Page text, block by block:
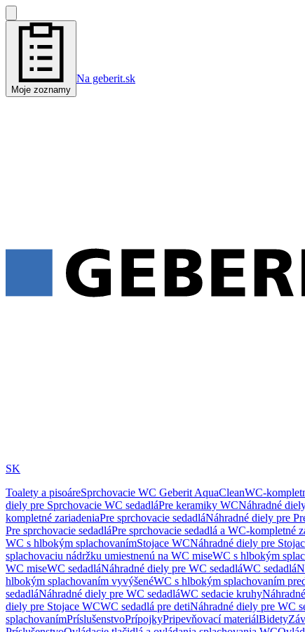
Moje zoznamy
Na geberit.sk
SK
Toalety a pisoáreSprchovacie WC Geberit AquaCleanWC-
diely pre Sprchovacie WC sedadláPre keramiky WCNáhradné
kompletné zariadeniaPre sprchovacie sedadláNáhradné diely pre
Pre sprchovacie sedadláPre sprchovacie sedadlá a WC-kompletné
WC s hlbokým splachovanímStojace WCNáhradné diely pre
splachovaciu nádržku umiestnenú na WC miseWC s hlbokým
WC miseWC sedadláNáhradné diely pre WC sedadláWC sedadlá
hlbokým splachovaním vyvýšenéWC s hlbokým splachovaním
sedadláNáhradné diely pre WC sedadláWC sedacie kruhy
diely pre Stojace WCWC sedadlá pre detiNáhradné diely pre WC
splachovanímPríslušenstvoPrípojkyPripevňovací materiálBidety